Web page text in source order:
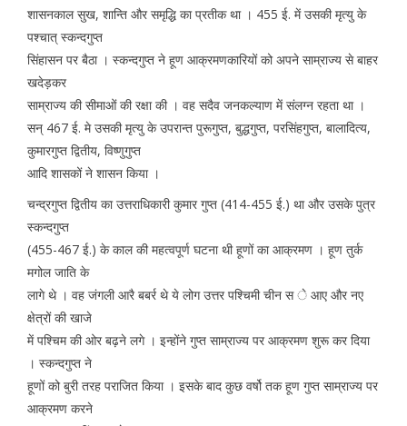
शासनकाल सुख, शान्ति और समृद्धि का प्रतीक था । 455 ई. में उसकी मृत्यु के
पश्चात् स्कन्दगुप्त
सिंहासन पर बैठा । स्कन्दगुप्त ने हूण आक्रमणकारियों को अपने साम्राज्य से बाहर
खदेड़कर
साम्राज्य की सीमाओं की रक्षा की । वह सदैव जनकल्याण में संलग्न रहता था ।
सन् 467 ई. मे उसकी मृत्यु के उपरान्त पुरूगुप्त, बुद्धगुप्त, परसिंहगुप्त, बालादित्य,
कुमारगुप्त द्वितीय, विष्णुगुप्त
आदि शासकों ने शासन किया ।
चन्द्रगुप्त द्वितीय का उत्तराधिकारी कुमार गुप्त (414-455 ई.) था और उसके पुत्र
स्कन्दगुप्त
(455-467 ई.) के काल की महत्वपूर्ण घटना थी हूणों का आक्रमण । हूण तुर्क
मगोल जाति के
लागे थे । वह जंगली आरै बबर्र थे ये लोग उत्तर पश्चिमी चीन स े आए और नए
क्षेत्रों की खाजे
में पश्चिम की ओर बढ़ने लगे । इन्होंने गुप्त साम्राज्य पर आक्रमण शुरू कर दिया
। स्कन्दगुप्त ने
हूणों को बुरी तरह पराजित किया । इसके बाद कुछ वर्षो तक हूण गुप्त साम्राज्य पर
आक्रमण करने